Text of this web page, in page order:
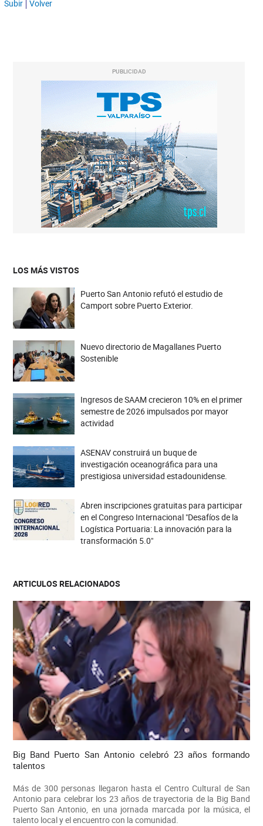
Subir Volver
PUBLICIDAD
LOS MÁS VISTOS
Puerto San Antonio refutó el estudio de
Camport sobre Puerto Exterior.
Nuevo directorio de Magallanes Puerto
Sostenible
Ingresos de SAAM crecieron 10% en el primer
semestre de 2026 impulsados por mayor
actividad
ASENAV construirá un buque de
investigación oceanográfica para una
prestigiosa universidad estadounidense.
Abren inscripciones gratuitas para participar
en el Congreso Internacional "Desafíos de la
Logística Portuaria: La innovación para la
transformación 5.0"
ARTICULOS RELACIONADOS
Big Band Puerto San Antonio celebró 23 años formando
talentos
Más de 300 personas llegaron hasta el Centro Cultural de San
Antonio para celebrar los 23 años de trayectoria de la Big Band
Puerto San Antonio, en una jornada marcada por la música, el
talento local y el encuentro con la comunidad.